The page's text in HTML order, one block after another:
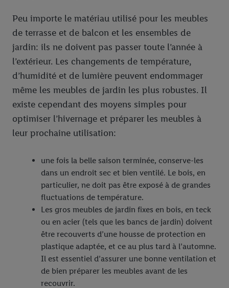
Peu importe le matériau utilisé pour les meubles
de terrasse et de balcon et les ensembles de
jardin: ils ne doivent pas passer toute l’année à
l’extérieur. Les changements de température,
d’humidité et de lumière peuvent endommager
même les meubles de jardin les plus robustes. Il
existe cependant des moyens simples pour
optimiser l’hivernage et préparer les meubles à
leur prochaine utilisation:
une fois la belle saison terminée, conserve-les
dans un endroit sec et bien ventilé. Le bois, en
particulier, ne doit pas être exposé à de grandes
fluctuations de température.
Les gros meubles de jardin fixes en bois, en teck
ou en acier (tels que les bancs de jardin) doivent
être recouverts d’une housse de protection en
plastique adaptée, et ce au plus tard à l’automne.
Il est essentiel d’assurer une bonne ventilation et
de bien préparer les meubles avant de les
recouvrir.